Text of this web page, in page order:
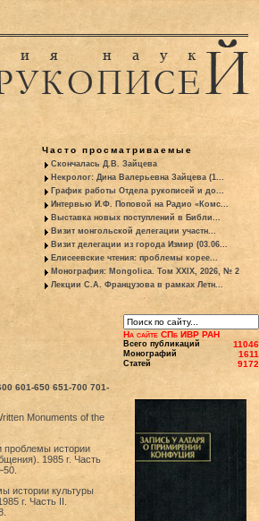
Часто просматриваемые
Скончалась Д.В. Зайцева
Некролог: Дина Валерьевна Зайцева (1...
График работы Отдела рукописей и до...
Интервью И.Ф. Поповой на Радио «Комс...
Выставка новых поступлений в Библи...
Визит монгольской делегации участн...
Визит делегации из города Измир (03.06...
Елисеевские чтения: проблемы корее...
Монография: Mongolica. Том XXIX, 2026, № 2
Лекции С.А. Французова в рамках Летн...
601-650 651-700 701-
Monuments of the
проблемы истории
1985 г. Часть
истории культуры
г. Часть II.
На сайте СПб ИВР РАН
Всего публикаций 11046
Монографий 1611
Статей 9172